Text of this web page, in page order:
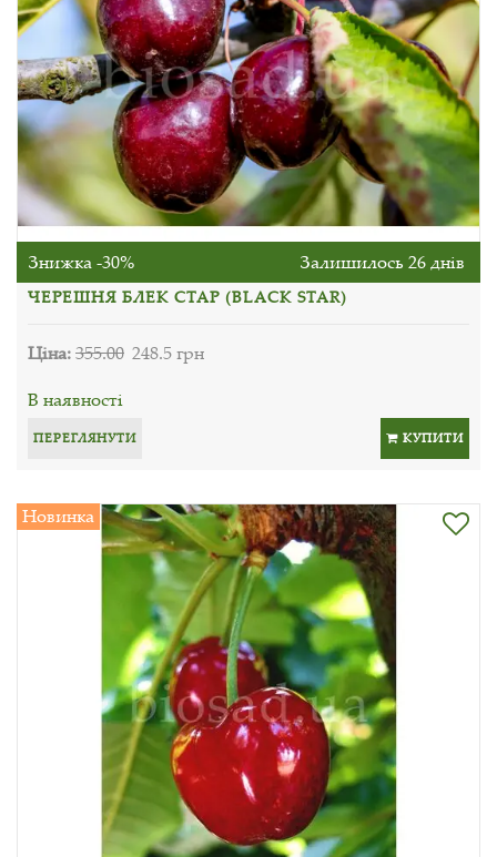
Знижка -30% Залишилось 26 днів
ЧЕРЕШНЯ БЛЕК СТАР (BLACK STAR)
Ціна:355.00 248.5 грн
В наявності
ПЕРЕГЛЯНУТИ КУПИТИ
Новинка